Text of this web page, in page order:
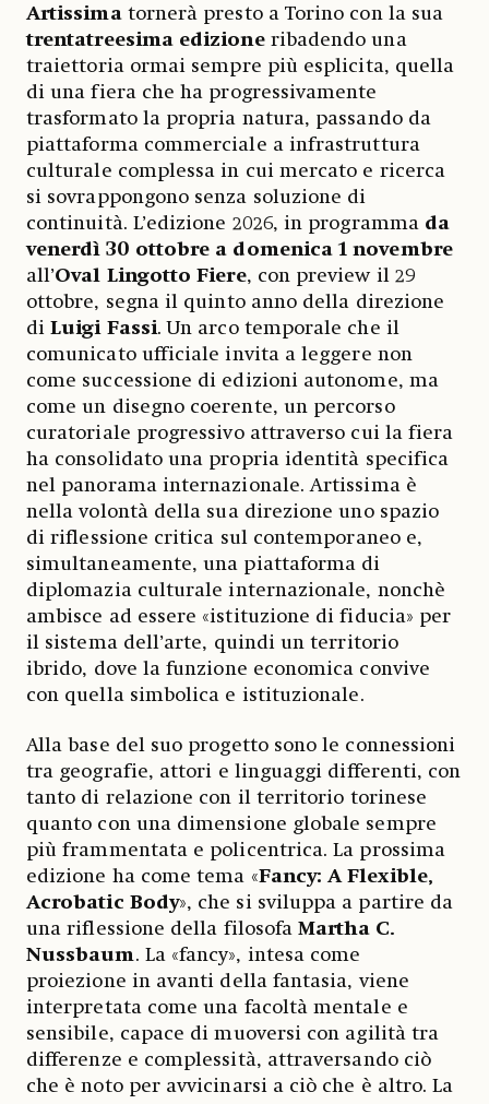
Artissimatornerà presto a Torino con la sua
trentatreesima edizioneribadendo una
traiettoria ormai sempre più esplicita, quella
di una fiera che ha progressivamente
trasformato la propria natura, passando da
piattaforma commerciale a infrastruttura
culturale complessa in cui mercato e ricerca
si sovrappongono senza soluzione di
continuità. L’edizione 2026, in programma da
venerdì 30 ottobre a domenica 1 novembre
all’Oval Lingotto Fiere, con preview il 29
ottobre, segna il quinto anno della direzione
diLuigi Fassi. Un arco temporale che il
comunicato ufficiale invita a leggere non
come successione di edizioni autonome, ma
come un disegno coerente, un percorso
curatoriale progressivo attraverso cui la fiera
ha consolidato una propria identità specifica
nel panorama internazionale. Artissima è
nella volontà della sua direzione uno spazio
di riflessione critica sul contemporaneo e,
simultaneamente, una piattaforma di
diplomazia culturale internazionale, nonchè
ambisce ad essere «istituzione di fiducia» per
il sistema dell’arte, quindi un territorio
ibrido, dove la funzione economica convive
con quella simbolica e istituzionale.
Alla base del suo progetto sono le connessioni
tra geografie, attori e linguaggi differenti, con
tanto di relazione con il territorio torinese
quanto con una dimensione globale sempre
più frammentata e policentrica. La prossima
edizione ha come tema «Fancy: A Flexible,
Acrobatic Body», che si sviluppa a partire da
una riflessione della filosofaMartha C.
Nussbaum. La «fancy», intesa come
proiezione in avanti della fantasia, viene
interpretata come una facoltà mentale e
sensibile, capace di muoversi con agilità tra
differenze e complessità, attraversando ciò
che è noto per avvicinarsi a ciò che è altro. La